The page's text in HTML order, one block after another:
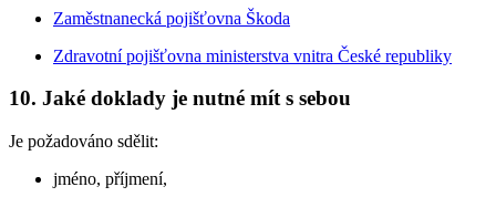
Zaměstnanecká pojišťovna Škoda
Zdravotní pojišťovna ministerstva vnitra České republiky
10. Jaké doklady je nutné mít s sebou
Je požadováno sdělit:
jméno, příjmení,